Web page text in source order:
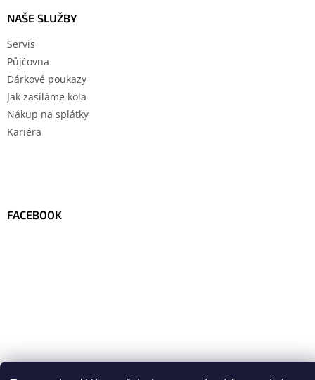
NAŠE SLUŽBY
Servis
Půjčovna
Dárkové poukazy
Jak zasíláme kola
Nákup na splátky
Kariéra
FACEBOOK